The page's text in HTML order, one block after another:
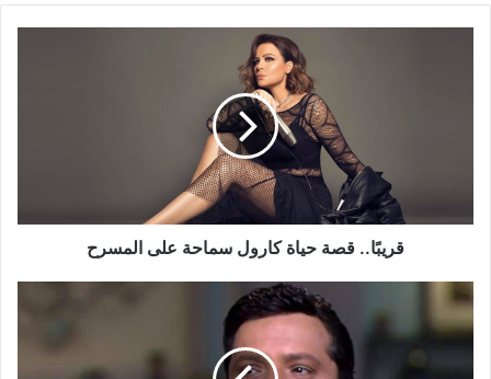
قريبًا.. قصة حياة كارول سماحة على المسرح
بالصور
محمد